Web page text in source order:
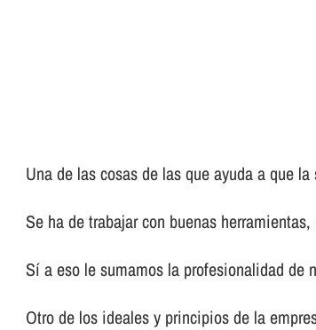
Una de las cosas de las que ayuda a que
Se ha de trabajar con buenas
Sí­ a eso le sumamos la profesionalidad de
Otro de los ideales y principios de la